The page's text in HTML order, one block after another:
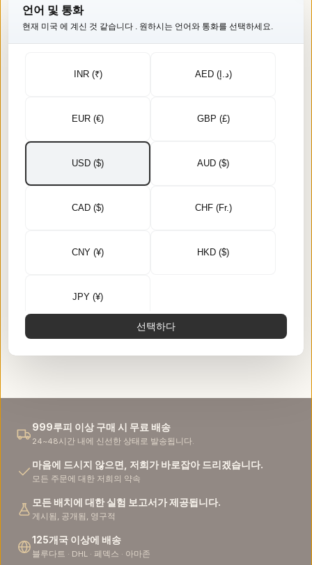
리에 잘 고정됩니다.
아란디(피마자)- 걸쭉하고 끈적거리며 외용으로만 사
용하세요. 소량만 사용해도 효과가 좋으며, 대부분 아
다. FSSAI 10724999001232, ISO 22000, USFDA 등록 시설
에서 생산됩니다. 사용 전 패치 테스트를 권장합니다.
어떤 오일을 골라야 할지 모르시겠나요?저희가 착유하는 모
든 오일의질감, ​​향, 그리고 최적의 사용법을 나란히 비교해
999루피 이상 구매 시 무료 배송
24~48시간 내에 신선한 상태로 발송됩니다.
마음에 드시지 않으면, 저희가 바로잡아 드리겠습니다.
모든 주문에 대한 저희의 약속
모든 배치에 대한 실험 보고서가 제공됩니다.
게시됨, 공개됨, 영구적
125개국 이상에 배송
블루다트 · DHL · 페덱스 · 아마존
언어 및 통화
현재 미국 에 계신 것 같습니다 . 원하시는 언어와 통화를 선택하세요.
INR (₹) AED (د.إ)
EUR (€) GBP (£)
USD ($) AUD ($)
CAD ($) CHF (Fr.)
CNY (¥) HKD ($)
JPY (¥)
English عربي
Türkçe
日本語
선택하다